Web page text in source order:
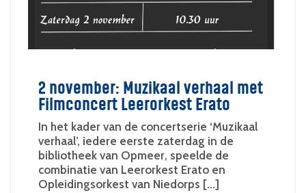
2 november: Muzikaal verhaal met
Filmconcert Leerorkest Erato
In het kader van de concertserie ‘Muzikaal
verhaal’, iedere eerste zaterdag in de
bibliotheek van Opmeer, speelde de
combinatie van Leerorkest Erato en
Opleidingsorkest van Niedorps [...]